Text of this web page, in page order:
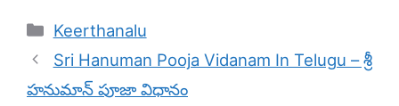
Categories
Keerthanalu
Sri Hanuman Pooja Vidanam In Telugu – శ్రీ
హనుమాన్ పూజా విధానం